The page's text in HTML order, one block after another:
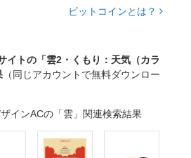
ビットコインとは？
イトの「雲2・くもり：天気（カラ
（同じアカウントで無料ダウンロー
インACの「雲」関連検索結果